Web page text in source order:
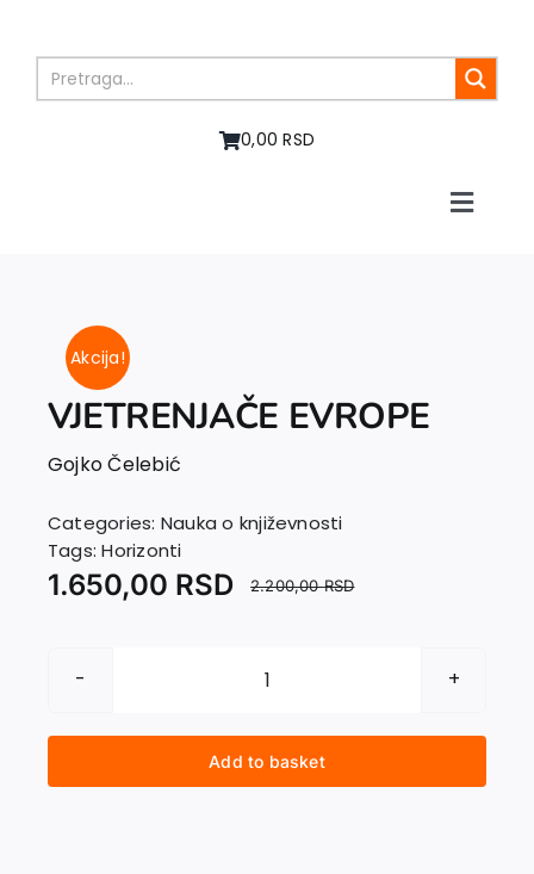
content
0,00 RSD
Toggle
In preparation
Authors
News
Contact
Akcija!
VJETRENJAČE EVROPE
Gojko Čelebić
Categories: Nauka o književnosti
Tags:Horizonti
2.200,00RSD
1.650,00 RSD
VJETRENJAČE
quantity
Add to basket